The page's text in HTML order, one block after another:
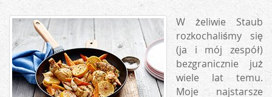
W żeliwie Staub
rozkochaliśmy się
(ja i mój zespół)
bezgranicznie już
wiele lat temu.
Moje najstarsze